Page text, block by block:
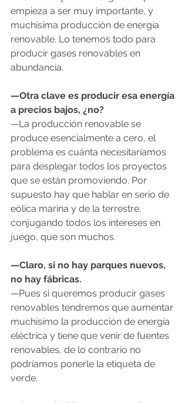
empieza a ser muy importante, y
muchísima producción de energía
renovable. Lo tenemos todo para
producir gases renovables en
abundancia.
—Otra clave es producir esa energía
a precios bajos, ¿no?
—La producción renovable se
produce esencialmente a cero, el
problema es cuánta necesitaríamos
para desplegar todos los proyectos
que se están promoviendo. Por
supuesto hay que hablar en serio de
eólica marina y de la terrestre,
conjugando todos los intereses en
juego, que son muchos.
—Claro, si no hay parques nuevos,
no hay fábricas.
—Pues si queremos producir gases
renovables tendremos que aumentar
muchísimo la producción de energía
eléctrica y tiene que venir de fuentes
renovables, de lo contrario no
podríamos ponerle la etiqueta de
verde.